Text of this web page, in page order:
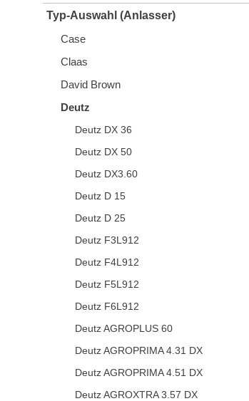
Typ-Auswahl (Anlasser)
Case
Claas
David Brown
Deutz
Deutz DX 36
Deutz DX 50
Deutz DX3.60
Deutz D 15
Deutz D 25
Deutz F3L912
Deutz F4L912
Deutz F5L912
Deutz F6L912
Deutz AGROPLUS 60
Deutz AGROPRIMA 4.31 DX
Deutz AGROPRIMA 4.51 DX
Deutz AGROXTRA 3.57 DX